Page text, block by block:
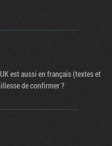
est aussi en français (textes et
de confirmer ?